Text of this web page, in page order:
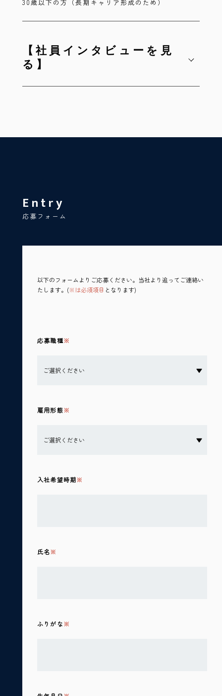
30歳以下の方（長期キャリア形成のため）
【社員インタビューを見
る】
Entry
応募フォーム
以下のフォームよりご応募ください。 当社より追ってご連絡い
たします。(※は必須項目 となります)
応募職種
雇用形態
入社希望時期
氏名
ふりがな